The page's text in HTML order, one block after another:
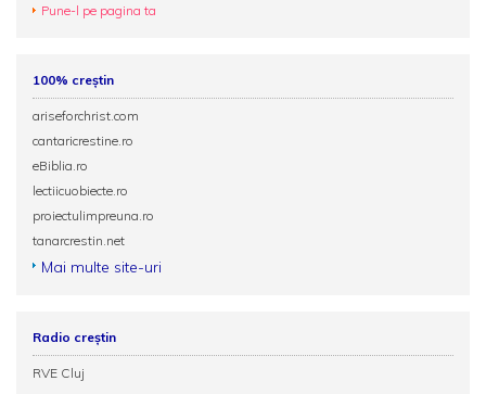
Pune-l pe pagina ta
100% creștin
ariseforchrist.com
cantaricrestine.ro
eBiblia.ro
lectiicuobiecte.ro
proiectulimpreuna.ro
tanarcrestin.net
Mai multe site-uri
Radio creștin
RVE Cluj